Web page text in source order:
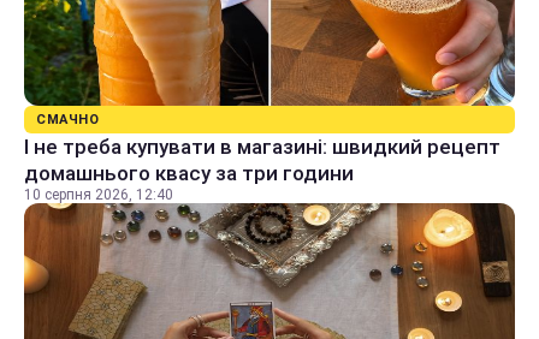
СМАЧНО
І не треба купувати в магазині: швидкий рецепт
домашнього квасу за три години
10 серпня 2026, 12:40